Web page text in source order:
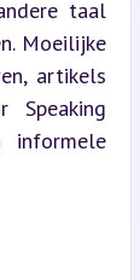
taal
Moeilijke
artikels
Speaking
informele